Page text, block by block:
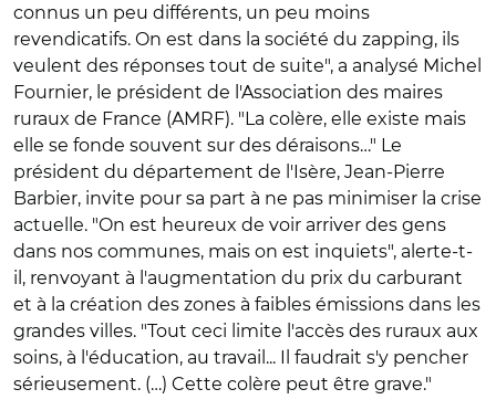
connus un peu différents, un peu moins
revendicatifs. On est dans la société du zapping, ils
veulent des réponses tout de suite", a analysé Michel
Fournier, le président de l'Association des maires
ruraux de France (AMRF). "La colère, elle existe mais
elle se fonde souvent sur des déraisons…" Le
président du département de l'Isère, Jean-Pierre
Barbier, invite pour sa part à ne pas minimiser la crise
actuelle. "On est heureux de voir arriver des gens
dans nos communes, mais on est inquiets", alerte-t-
il, renvoyant à l'augmentation du prix du carburant
et à la création des zones à faibles émissions dans les
grandes villes. "Tout ceci limite l'accès des ruraux aux
soins, à l'éducation, au travail... Il faudrait s'y pencher
sérieusement. (…) Cette colère peut être grave."